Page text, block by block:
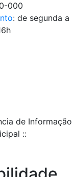
000
: de segunda a
de Informação
::